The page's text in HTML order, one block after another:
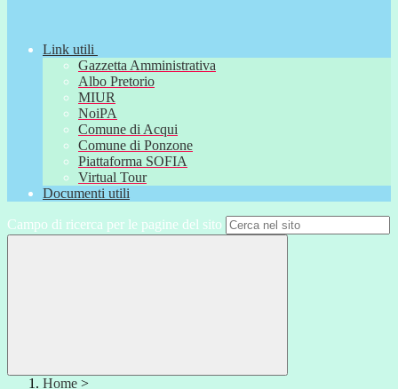
Link utili
Gazzetta Amministrativa
Albo Pretorio
MIUR
NoiPA
Comune di Acqui
Comune di Ponzone
Piattaforma SOFIA
Virtual Tour
Documenti utili
Campo di ricerca per le pagine del sito
Home >